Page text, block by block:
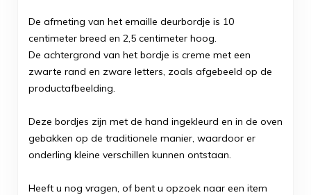
De afmeting van het emaille deurbordje is 10
centimeter breed en 2,5 centimeter hoog.
De achtergrond van het bordje is creme met een
zwarte rand en zware letters, zoals afgebeeld op de
productafbeelding.
Deze bordjes zijn met de hand ingekleurd en in de oven
gebakken op de traditionele manier, waardoor er
onderling kleine verschillen kunnen ontstaan.
Heeft u nog vragen, of bent u opzoek naar een item